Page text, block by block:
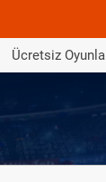
Ücretsiz